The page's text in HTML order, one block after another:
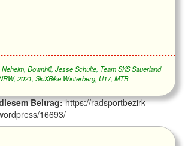
, Downhill, Jesse Schulte, Team SKS Sauerland
, 2021, SkiXBike Winterberg, U17, MTB
Beitrag:https://radsportbezirk-
16693/